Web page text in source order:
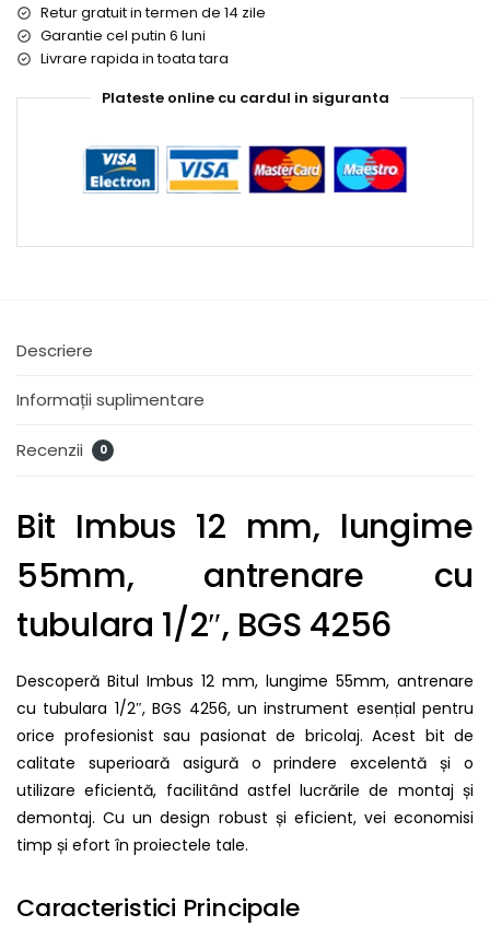
Retur gratuit in termen de 14 zile
Garantie cel putin 6 luni
Livrare rapida in toata tara
Plateste online cu cardul in siguranta
Descriere
Informații suplimentare
Recenzii 0
Bit Imbus 12 mm, lungime
55mm, antrenare cu
tubulara 1/2″, BGS 4256
Descoperă Bitul Imbus 12 mm, lungime 55mm, antrenare
cu tubulara 1/2″, BGS 4256, un instrument esențial pentru
orice profesionist sau pasionat de bricolaj. Acest bit de
calitate superioară asigură o prindere excelentă și o
utilizare eficientă, facilitând astfel lucrările de montaj și
demontaj. Cu un design robust și eficient, vei economisi
timp și efort în proiectele tale.
Caracteristici Principale